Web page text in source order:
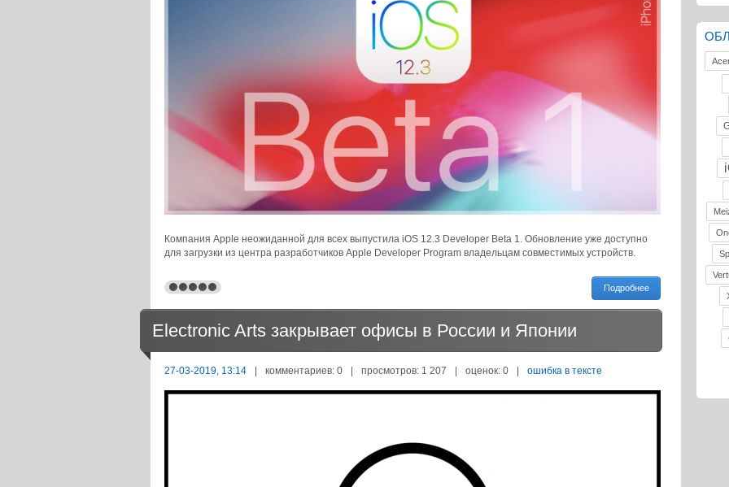
Компания Apple неожиданной для всех выпустила iOS 12.3 Developer Beta 1. Обновление уже доступно
для загрузки из центра разработчиков Apple Developer Program владельцам совместимых устройств.
Подробнее
Electronic Arts закрывает офисы в России и Японии
27-03-2019, 13:14 | комментариев: 0 | просмотров: 1 207 | оценок: 0 | ошибка в тексте